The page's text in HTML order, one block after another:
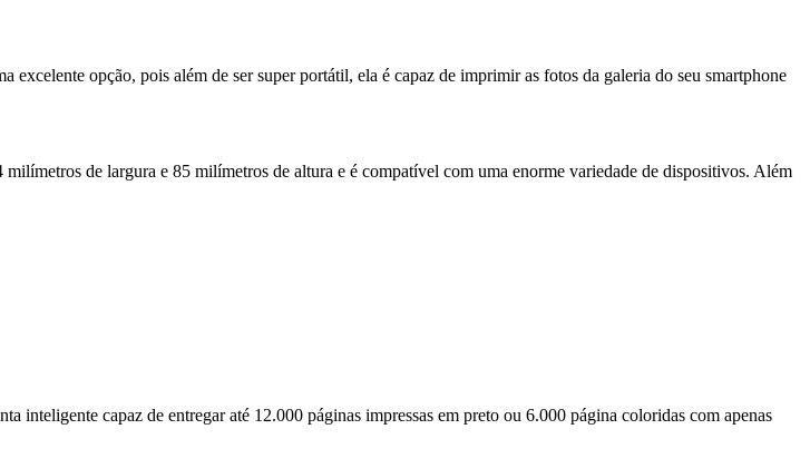
excelente opção, pois além de ser super portátil, ela é capaz de imprimir as fotos da galeria do seu smartphone
de largura e 85 milímetros de altura e é compatível com uma enorme variedade de dispositivos. Além
inteligente capaz de entregar até 12.000 páginas impressas em preto ou 6.000 página coloridas com apenas